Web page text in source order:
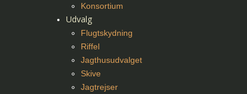
Konsortium
Udvalg
Flugtskydning
Riffel
Jagthusudvalget
Skive
Jagtrejser